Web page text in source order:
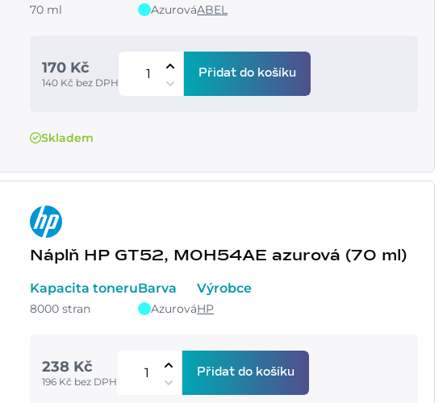
70 ml AzurováABEL
170 Kč
140 Kč bez DPH
Přidat do košíku
Skladem
Náplň HP GT52, M0H54AE azurová (70 ml)
Kapacita toneru
8000 stran
Barva
Azurová
Výrobce
HP
238 Kč
196 Kč bez DPH
Přidat do košíku